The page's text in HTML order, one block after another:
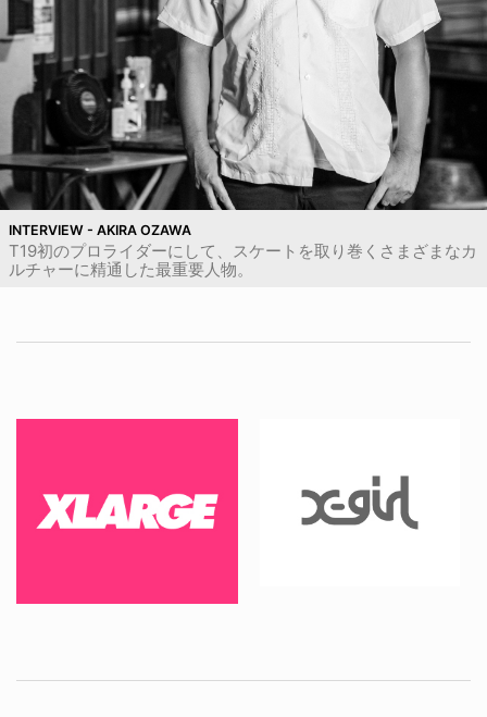
INTERVIEW - AKIRA OZAWA
T19初のプロライダーにして、スケートを取り巻くさまざまなカ
ルチャーに精通した最重要人物。